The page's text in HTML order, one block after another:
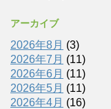
アーカイブ
2026年8月 (3)
2026年7月 (11)
2026年6月 (11)
2026年5月 (11)
2026年4月 (16)